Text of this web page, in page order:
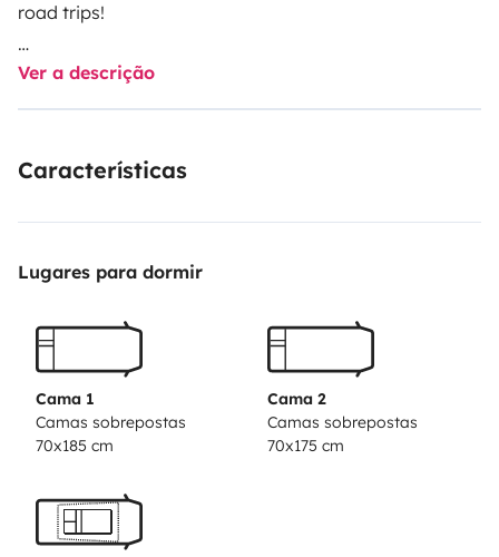
road trips!
🚐: Fiat Family Van Campérêve campervan, perfect for
vanlife lovers, independent travel, and road trips with
move around and park, while offering the comfort of a
freedom
🛣️ Ready to go on your next adventures! Whether it’s a
seaside road trip, this campervan is the ideal solution.
Ver a descrição
Características
Lugares para dormir
Cama 1
Camas sobrepostas
70x185 cm
Cama 2
Camas sobrepostas
70x175 cm